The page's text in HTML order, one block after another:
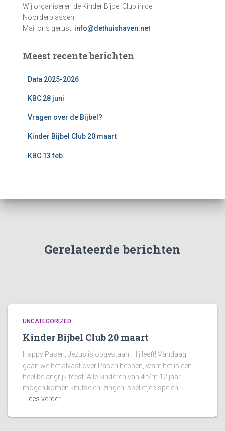
Wij organiseren de Kinder Bijbel Club in de
Noorderplassen.
Mail ons gerust: info@dethuishaven.net
Meest recente berichten
Data 2025-2026
KBC 28 juni
Vragen over de Bijbel?
Kinder Bijbel Club 20 maart
KBC 13 feb.
Gerelateerde berichten
UNCATEGORIZED
Kinder Bijbel Club 20 maart
Happy Pasen, Jezus is opgestaan! Hij leeft! Vandaag
gaan we het alvast over Pasen hebben, want het is een
heel belangrijk feest. Alle kinderen van 4 t/m 12 jaar
mogen komen knutselen, zingen, spelletjes spelen,
Lees verder